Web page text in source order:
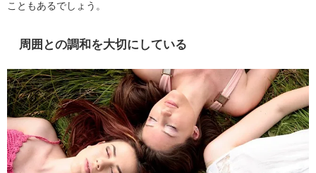
こともあるでしょう。
周囲との調和を大切にしている